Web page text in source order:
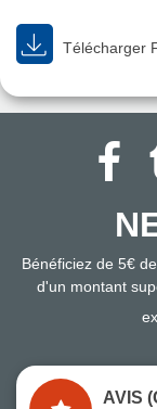
Télécharger
Bénéficiez de 5€
d'un montant
AVIS